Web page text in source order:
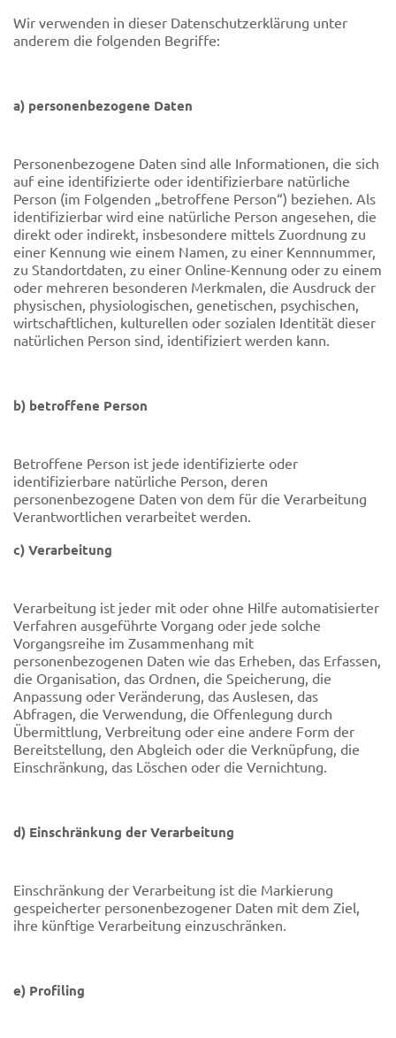
Wir verwenden in dieser Datenschutzerklärung unter
anderem die folgenden Begriffe:
a) personenbezogene Daten
Personenbezogene Daten sind alle Informationen, die sich
auf eine identifizierte oder identifizierbare natürliche
Person (im Folgenden „betroffene Person“) beziehen. Als
identifizierbar wird eine natürliche Person angesehen, die
direkt oder indirekt, insbesondere mittels Zuordnung zu
einer Kennung wie einem Namen, zu einer Kennnummer,
zu Standortdaten, zu einer Online-Kennung oder zu einem
oder mehreren besonderen Merkmalen, die Ausdruck der
physischen, physiologischen, genetischen, psychischen,
wirtschaftlichen, kulturellen oder sozialen Identität dieser
natürlichen Person sind, identifiziert werden kann.
b) betroffene Person
Betroffene Person ist jede identifizierte oder
identifizierbare natürliche Person, deren
personenbezogene Daten von dem für die Verarbeitung
Verantwortlichen verarbeitet werden.
c) Verarbeitung
Verarbeitung ist jeder mit oder ohne Hilfe automatisierter
Verfahren ausgeführte Vorgang oder jede solche
Vorgangsreihe im Zusammenhang mit
personenbezogenen Daten wie das Erheben, das Erfassen,
die Organisation, das Ordnen, die Speicherung, die
Anpassung oder Veränderung, das Auslesen, das
Abfragen, die Verwendung, die Offenlegung durch
Übermittlung, Verbreitung oder eine andere Form der
Bereitstellung, den Abgleich oder die Verknüpfung, die
Einschränkung, das Löschen oder die Vernichtung.
d) Einschränkung der Verarbeitung
Einschränkung der Verarbeitung ist die Markierung
gespeicherter personenbezogener Daten mit dem Ziel,
ihre künftige Verarbeitung einzuschränken.
e) Profiling